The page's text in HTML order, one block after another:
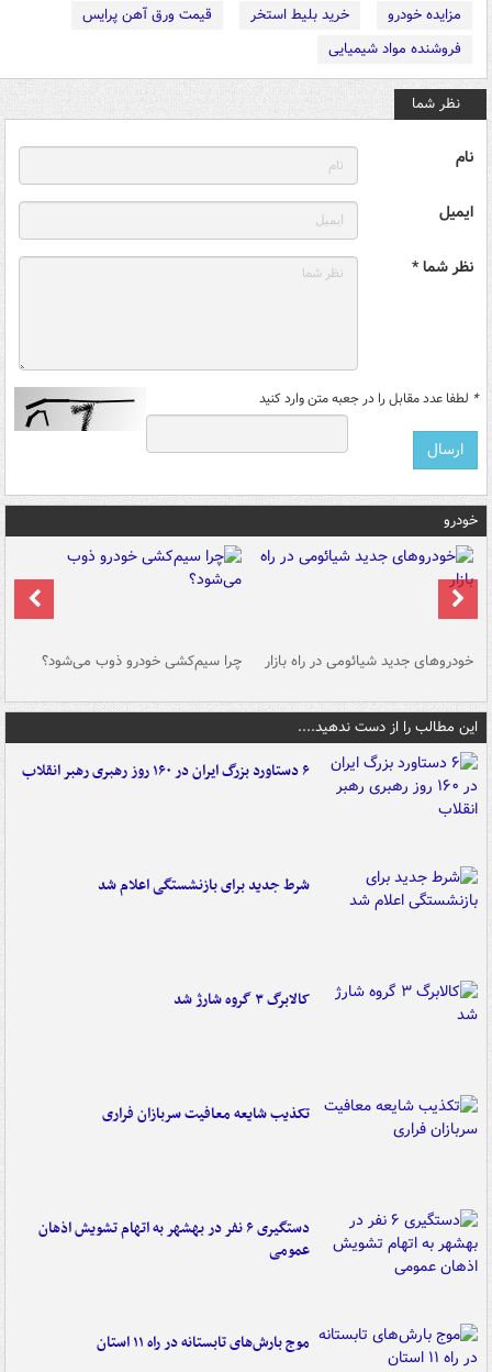
مزایده خودرو
خرید بلیط استخر
قیمت ورق آهن پرایس
فروشنده مواد شیمیایی
نظر شما
نام
ایمیل
نظر شما *
* لطفا عدد مقابل را در جعبه متن وارد کنید
خودرو
خودروهای جدید شیائومی در راه بازار چرا سیم‌کشی خودرو ذوب می‌شود؟
این مطالب را از دست ندهید....
۶ دستاورد بزرگ ایران در ۱۶۰ روز رهبری رهبر انقلاب
شرط جدید برای بازنشستگی اعلام شد
کالابرگ ۳ گروه شارژ شد
تکذیب شایعه معافیت سربازان فراری
دستگیری ۶ نفر در بهشهر به اتهام تشویش اذهان
عمومی
موج بارش‌های تابستانه در راه ۱۱ استان